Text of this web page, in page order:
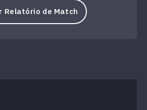
Relatório de Match